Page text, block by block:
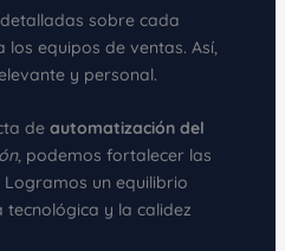
sobre cada
equipos de ventas. Así,
y personal.
de automatización del
, podemos fortalecer las
Logramos un equilibrio
y la calidez